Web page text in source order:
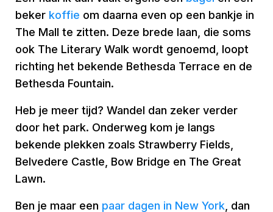
beker koffie om daarna even op een bankje in
The Mall te zitten. Deze brede laan, die soms
ook The Literary Walk wordt genoemd, loopt
richting het bekende Bethesda Terrace en de
Bethesda Fountain.
Heb je meer tijd? Wandel dan zeker verder
door het park. Onderweg kom je langs
bekende plekken zoals Strawberry Fields,
Belvedere Castle, Bow Bridge en The Great
Lawn.
Ben je maar een paar dagen in New York , dan